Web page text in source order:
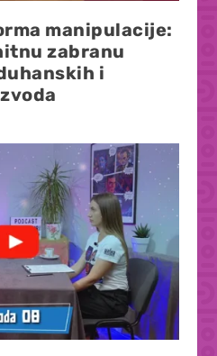
manipulacije:
zabranu
i